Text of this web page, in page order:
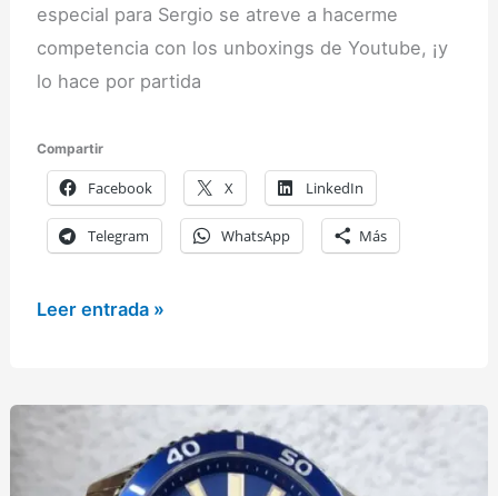
especial para Sergio se atreve a hacerme
competencia con los unboxings de Youtube, ¡y
lo hace por partida
Compartir
Facebook X LinkedIn
Telegram WhatsApp Más
Galería
de
los
lectores
Leer entrada »